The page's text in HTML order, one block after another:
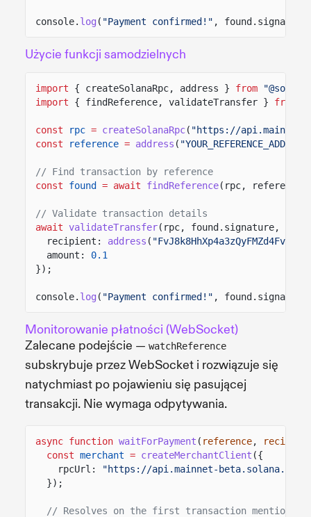
console. log ( "Payment confirmed!" ,
Użycie funkcji samodzielnych
import { createSolanaRpc, address } from
import
{ findReference, validateTransfer } from
const rpc = createSolanaRpc( "https://api.mainnet-
const
reference = address (
// Find transaction by reference
const
found = await findReference(rpc,
// Validate transaction details
await validateTransfer(rpc, found.signature, {
recipient:
address (
amount:
0.1
});
console. log ( "Payment confirmed!" ,
Monitorowanie płatności (WebSocket)
Zalecane podejście — watchReference
subskrybuje przez WebSocket i rozwiązuje się
natychmiast po pojawieniu się pasującej
transakcji. Nie wymaga odpytywania.
async function waitForPayment ( reference,
const merchant = createMerchantClient ({
rpcUrl:
"https://api.mainnet-beta.solana.com"
});
// Resolves on the first transaction